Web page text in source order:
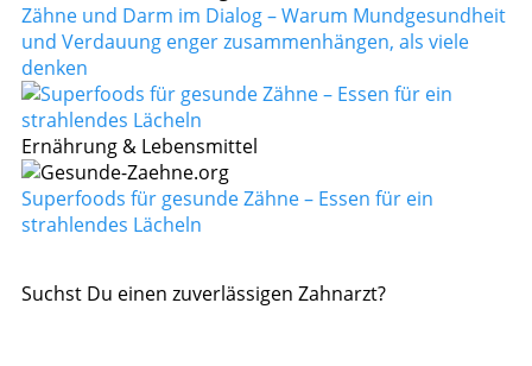
Zähne und Darm im Dialog – Warum Mundgesundheit
und Verdauung enger zusammenhängen, als viele
denken
Ernährung & Lebensmittel
Superfoods für gesunde Zähne – Essen für ein
strahlendes Lächeln
Suchst Du einen zuverlässigen Zahnarzt?